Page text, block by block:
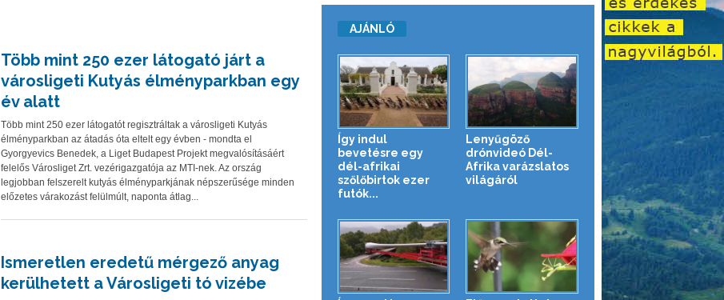
Több mint 250 ezer látogató járt a
városligeti Kutyás élményparkban egy
év alatt
Több mint 250 ezer látogatót regisztráltak a városligeti Kutyás
élményparkban az átadás óta eltelt egy évben - mondta el
Gyorgyevics Benedek, a Liget Budapest Projekt megvalósításáért
felelős Városliget Zrt. vezérigazgatója az MTI-nek. Az ország
legjobban felszerelt kutyás élményparkjának népszerűsége minden
előzetes várakozást felülmúlt, naponta átlag...
Ismeretlen eredetű mérgező anyag
kerülhetett a Városligeti tó vizébe
AJÁNLÓ
Így indul
bevetésre egy
dél-afrikai
szőlőbirtok ezer
futók...
Lenyűgöző
drónvideó Dél-
Afrika varázslatos
világáról